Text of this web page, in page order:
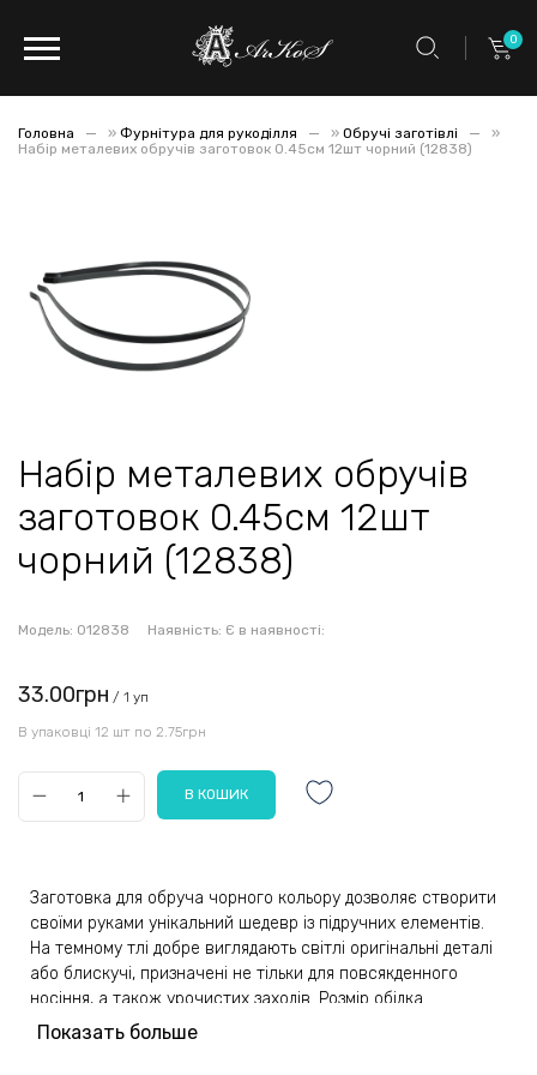
0
Головна » Фурнітура для рукоділля » Обручі заготівлі
»
Набір металевих обручів заготовок 0.45см 12шт чорний (12838)
Набір металевих обручів
заготовок 0.45см 12шт
чорний (12838)
Модель: 012838 Наявність: Є в наявності:
33.00грн / 1 уп
В упаковці 12 шт по 2.75грн
Заготовка для обруча чорного кольору дозволяє створити
своїми руками унікальний шедевр із підручних елементів.
На темному тлі добре виглядають світлі оригінальні деталі
або блискучі, призначені не тільки для повсякденного
носіння, а також урочистих заходів. Розмір обідка
завширшки досягає 45 міліметрів, цього розміру вистачить
Показать больше